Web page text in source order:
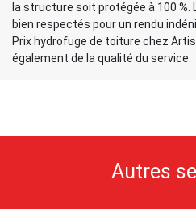
la structure soit protégée à 100
bien respectés pour un rendu
Prix hydrofuge de toiture chez
également de la qualité du service.
Autres